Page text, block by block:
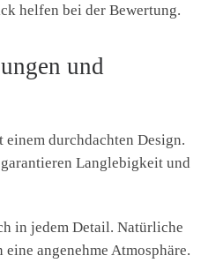
helfen bei der Bewertung.
und
durchdachten Design.
Langlebigkeit und
in jedem Detail. Natürliche
angenehme Atmosphäre.